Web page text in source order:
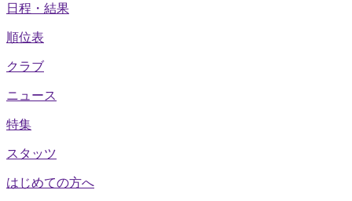
日程・結果
順位表
クラブ
ニュース
特集
スタッツ
はじめての方へ